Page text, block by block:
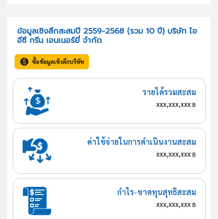
ข้อมูลเชิงลึกสะสมปี 2559-2568 (รวม 10 ปี) บริษัท ไอ
อีซี กรีน เอนเนอร์ยี่ จำกัด
ซื้อข้อมูลเชิงลึกบริษัท
รายได้รวมสะสม
xxx,xxx,xxx฿
ค่าใช้จ่ายในการดำเนินงานสะสม
xxx,xxx,xxx฿
กำไร-ขาดทุนสุทธิสะสม
xxx,xxx,xxx฿